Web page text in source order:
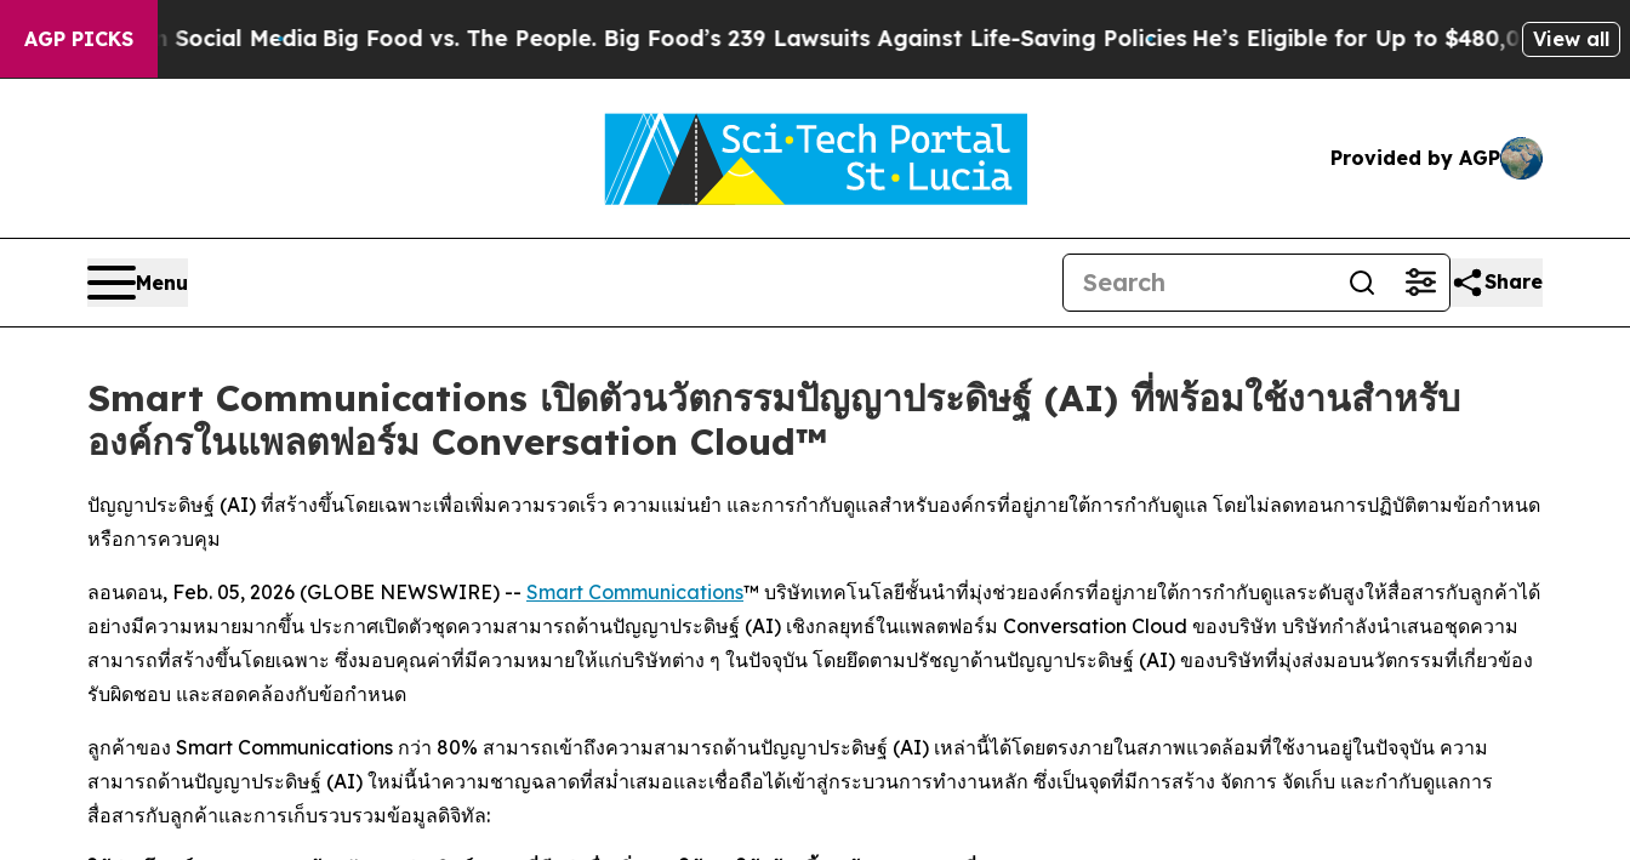
AGP PICKS
on Social MediaBig Food vs. The People. Big Food’s 239 Lawsuits Against Life-Saving Policies He’s Eligible for Up to $480,000 After Being
View all
Provided by AGP
Menu Share
Smart Communications เปิดตัวนวัตกรรมปัญญาประดิษฐ์ (AI) ที่พร้อมใช้งานสำหรับ
องค์กรในแพลตฟอร์ม Conversation Cloud™
ปัญญาประดิษฐ์ (AI) ที่สร้างขึ้นโดยเฉพาะเพื่อเพิ่มความรวดเร็ว ความแม่นยำ และการกำกับดูแลสำหรับองค์กรที่อยู่ภายใต้การกำกับดูแล โดยไม่ลดทอนการปฏิบัติตามข้อกำหนด
หรือการควบคุม
ลอนดอน, Feb. 05, 2026 (GLOBE NEWSWIRE) -- Smart Communications™ บริษัทเทคโนโลยีชั้นนำที่มุ่งช่วยองค์กรที่อยู่ภายใต้การกำกับดูแลระดับสูงให้สื่อสารกับลูกค้าได้
อย่างมีความหมายมากขึ้น ประกาศเปิดตัวชุดความสามารถด้านปัญญาประดิษฐ์ (AI) เชิงกลยุทธ์ในแพลตฟอร์ม Conversation Cloud ของบริษัท บริษัทกำลังนำเสนอชุดความ
สามารถที่สร้างขึ้นโดยเฉพาะ ซึ่งมอบคุณค่าที่มีความหมายให้แก่บริษัทต่าง ๆ ในปัจจุบัน โดยยึดตามปรัชญาด้านปัญญาประดิษฐ์ (AI) ของบริษัทที่มุ่งส่งมอบนวัตกรรมที่เกี่ยวข้อง
รับผิดชอบ และสอดคล้องกับข้อกำหนด
ลูกค้าของ Smart Communications กว่า 80% สามารถเข้าถึงความสามารถด้านปัญญาประดิษฐ์ (AI) เหล่านี้ได้โดยตรงภายในสภาพแวดล้อมที่ใช้งานอยู่ในปัจจุบัน ความ
สามารถด้านปัญญาประดิษฐ์ (AI) ใหม่นี้นำความชาญฉลาดที่สม่ำเสมอและเชื่อถือได้เข้าสู่กระบวนการทำงานหลัก ซึ่งเป็นจุดที่มีการสร้าง จัดการ จัดเก็บ และกำกับดูแลการ
สื่อสารกับลูกค้าและการเก็บรวบรวมข้อมูลดิจิทัล: